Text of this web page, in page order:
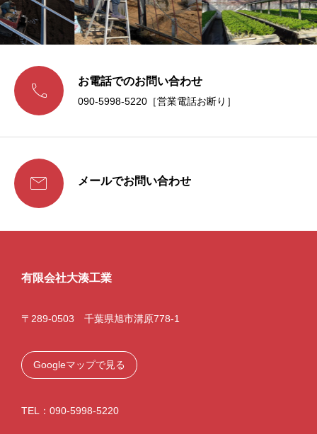
 お電話でのお問い合わせ
090-5998-5220［営業電話お断り］
 メールでお問い合わせ
有限会社大湊工業
〒289-0503 千葉県旭市溝原778-1
Googleマップで見る
TEL：090-5998-5220